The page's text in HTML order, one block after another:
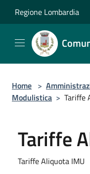
Regione Lombardia
Home >
Modulistica > Tariffe
Tariffe
Tariffe Aliquota IMU